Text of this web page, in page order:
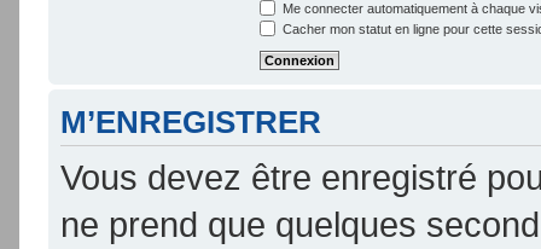
Me connecter automatiquement à chaque
Cacher mon statut en ligne pour cette
M’ENREGISTRER
Vous devez être enregistré
ne prend que quelques